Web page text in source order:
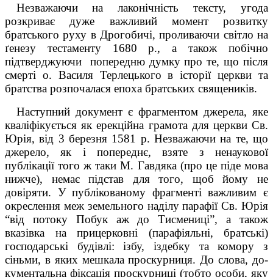
Незважаючи на лаконічність тексту, угода
розкриває дуже важливий момент роз­витку
братського руху в Дрогобичі, проливаючи світло на
ґенезу тестаменту 1680 р., а також побічно
підтверджуючи
попередню думку про те, що після
смерті о. Василя Терлецького в історії церкви та
братства розпочалася епоха братських священиків.
Наступний документ є фрагментом джерела, яке
кваліфікується як ерекційна гра­мотадля церкви Св.
Юрія, від 3 березня 1581 р. Незважаючи на те, що
джерело, як і попереднє, взяте з ненаукової
публікації того ж таки М. Гавдяка (про це піде мова
нижче), немає підстав для того, щоб йому не
довіряти. У публікованому фрагменті важливим є
окреслення меж земельного наділу парафії Св. Юрія
“від потоку Побук аж до Тисмениці”, а також
вказівка на прицерковні (парафіяльні, братські)
господарські будівлі: ізбу, іздебку та комору з
сіньми, в яких мешкала проскурниця. До слова, до­
кументальна фіксація проскурниці (тобто особи, яку